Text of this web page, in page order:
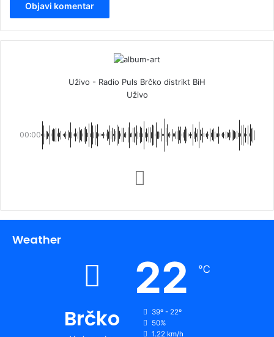
Uživo - Radio Puls Brčko distrikt BiH
Uživo
00:00
Weather
Brčko
22 ℃
39º - 22º
50%
1.22 km/h